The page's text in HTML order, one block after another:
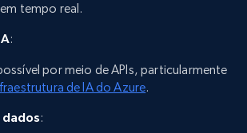
tempo real.
:
por meio de APIs, particularmente
de IA do Azure.
: